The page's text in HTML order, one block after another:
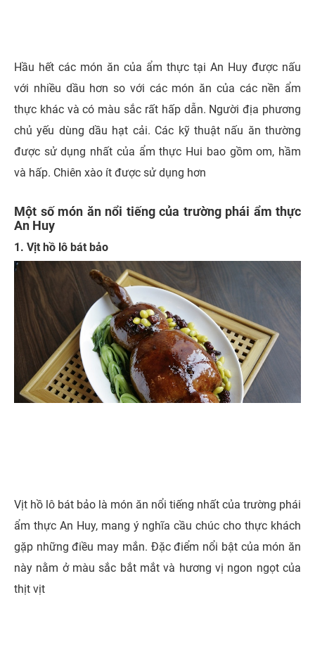
Hầu hết các món ăn của ẩm thực tại An Huy được nấu
với nhiều dầu hơn so với các món ăn của các nền ẩm
thực khác và có màu sắc rất hấp dẫn. Người địa phương
chủ yếu dùng dầu hạt cải. Các kỹ thuật nấu ăn thường
được sử dụng nhất của ẩm thực Hui bao gồm om, hầm
và hấp. Chiên xào ít được sử dụng hơn
Một số món ăn nổi tiếng của trường phái ẩm thực
An Huy
1. Vịt hồ lô bát bảo
Vịt hồ lô bát bảo là món ăn nổi tiếng nhất của trường phái
ẩm thực An Huy, mang ý nghĩa cầu chúc cho thực khách
gặp những điều may mắn. Đặc điểm nổi bật của món ăn
này nằm ở màu sắc bắt mắt và hương vị ngon ngọt của
thịt vịt